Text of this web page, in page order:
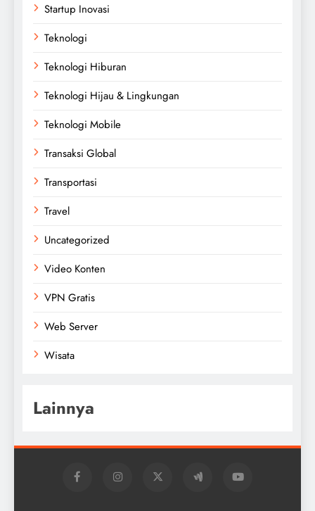
Startup Inovasi
Teknologi
Teknologi Hiburan
Teknologi Hijau & Lingkungan
Teknologi Mobile
Transaksi Global
Transportasi
Travel
Uncategorized
Video Konten
VPN Gratis
Web Server
Wisata
Lainnya